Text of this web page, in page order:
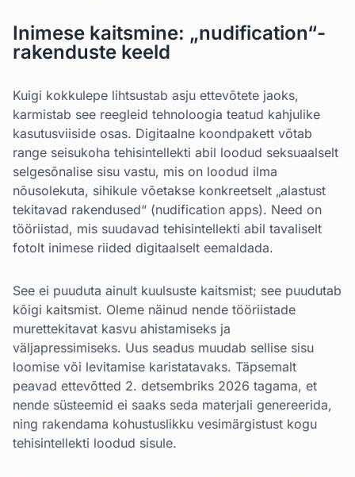
Inimese kaitsmine: „nudification“-
rakenduste keeld
Kuigi kokkulepe lihtsustab asju ettevõtete jaoks,
karmistab see reegleid tehnoloogia teatud kahjulike
kasutusviiside osas. Digitaalne koondpakett võtab
range seisukoha tehisintellekti abil loodud seksuaalselt
selgesõnalise sisu vastu, mis on loodud ilma
nõusolekuta, sihikule võetakse konkreetselt „alastust
tekitavad rakendused“ (nudification apps). Need on
tööriistad, mis suudavad tehisintellekti abil tavaliselt
fotolt inimese riided digitaalselt eemaldada.
See ei puuduta ainult kuulsuste kaitsmist; see puudutab
kõigi kaitsmist. Oleme näinud nende tööriistade
murettekitavat kasvu ahistamiseks ja
väljapressimiseks. Uus seadus muudab sellise sisu
loomise või levitamise karistatavaks. Täpsemalt
peavad ettevõtted 2. detsembriks 2026 tagama, et
nende süsteemid ei saaks seda materjali genereerida,
ning rakendama kohustuslikku vesimärgistust kogu
tehisintellekti loodud sisule.